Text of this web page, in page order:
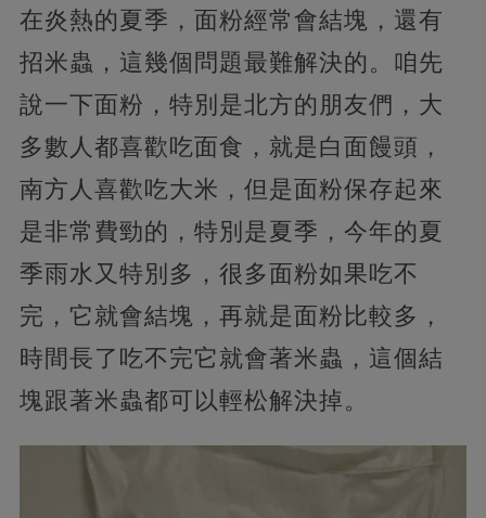
在炎熱的夏季，面粉經常會結塊，還有
招米蟲，這幾個問題最難解決的。咱先
說一下面粉，特別是北方的朋友們，大
多數人都喜歡吃面食，就是白面饅頭，
南方人喜歡吃大米，但是面粉保存起來
是非常費勁的，特別是夏季，今年的夏
季雨水又特別多，很多面粉如果吃不
完，它就會結塊，再就是面粉比較多，
時間長了吃不完它就會著米蟲，這個結
塊跟著米蟲都可以輕松解決掉。